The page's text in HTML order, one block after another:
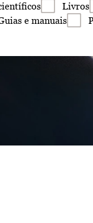
Livros
e manuais